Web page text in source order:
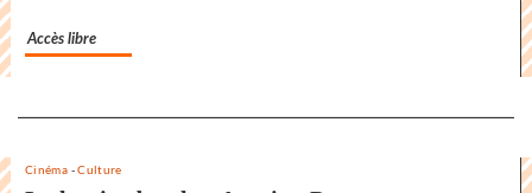
Accès libre
Cinéma -Culture